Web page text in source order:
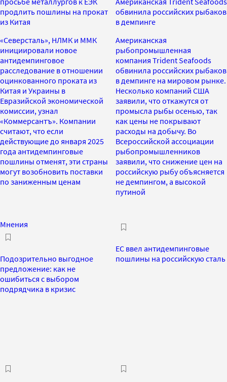
продлить пошлины на прокат
из Китая
«Северсталь», НЛМК и ММК
инициировали новое
антидемпинговое
расследование в отношении
оцинкованного проката из
Китая и Украины в
Евразийской экономической
комиссии, узнал
«Коммерсантъ». Компании
считают, что если
действующие до января 2025
года антидемпинговые
пошлины отменят, эти страны
могут возобновить поставки
по заниженным ценам
обвинила российских рыбаков
в демпинге
Американская
рыбопромышленная
компания Trident Seafoods
обвинила российских рыбаков
в демпинге на мировом рынке.
Несколько компаний США
заявили, что откажутся от
промысла рыбы осенью, так
как цены не покрывают
расходы на добычу. Во
Всероссийской ассоциации
рыбопромышленников
заявили, что снижение цен на
российскую рыбу объясняется
не демпингом, а высокой
путиной
Мнения
Подозрительно выгодное
предложение: как не
ошибиться с выбором
подрядчика в кризис
ЕС ввел антидемпинговые
пошлины на российскую сталь